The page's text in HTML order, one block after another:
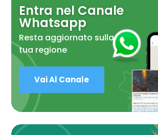
Entra nel Canale
Whatsapp
Resta aggiornato sulla
tua regione
Vai Al Canale